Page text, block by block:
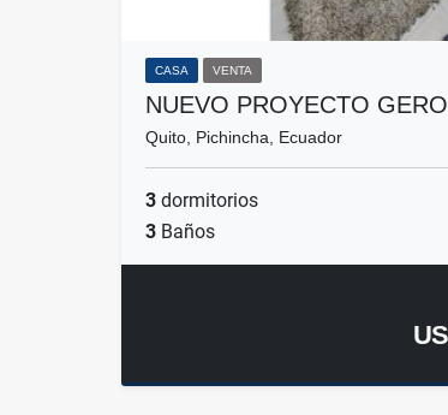
CASA VENTA
NUEVO PROYECTO
Quito, Pichincha, Ecuador
3 dormitorios
3 Baños